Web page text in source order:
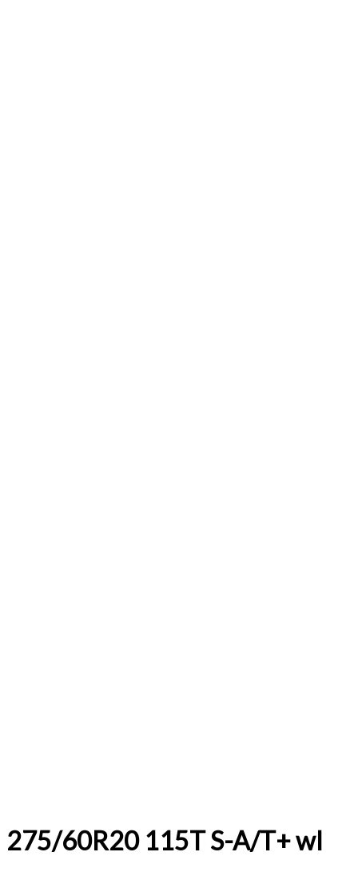
275/60R20 115T S-A/T+ wl